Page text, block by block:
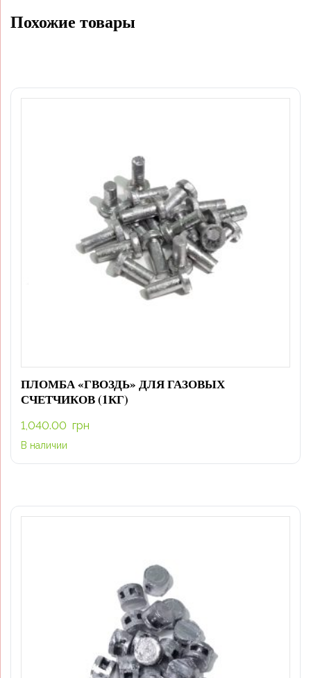
Похожие товары
ПЛОМБА «ГВОЗДЬ» ДЛЯ ГАЗОВЫХ
СЧЕТЧИКОВ (1КГ)
1,040.00 грн
В наличии